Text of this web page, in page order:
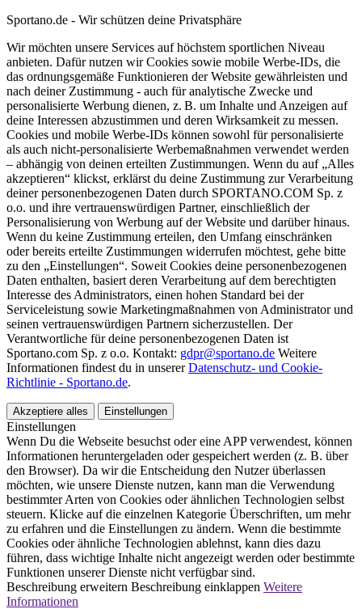
Sportano.de - Wir schützen deine Privatsphäre
Wir möchten unsere Services auf höchstem sportlichen Niveau
anbieten. Dafür nutzen wir Cookies sowie mobile Werbe-IDs, die
das ordnungsgemäße Funktionieren der Website gewährleisten und
nach deiner Zustimmung - auch für analytische Zwecke und
personalisierte Werbung dienen, z. B. um Inhalte und Anzeigen auf
deine Interessen abzustimmen und deren Wirksamkeit zu messen.
Cookies und mobile Werbe-IDs können sowohl für personalisierte
als auch nicht-personalisierte Werbemaßnahmen verwendet werden
– abhängig von deinen erteilten Zustimmungen. Wenn du auf „Alles
akzeptieren“ klickst, erklärst du deine Zustimmung zur Verarbeitung
deiner personenbezogenen Daten durch SPORTANO.COM Sp. z
o.o. und ihre vertrauenswürdigen Partner, einschließlich der
Personalisierung von Werbung auf der Website und darüber hinaus.
Wenn du keine Zustimmung erteilen, den Umfang einschränken
oder bereits erteilte Zustimmungen widerrufen möchtest, gehe bitte
zu den „Einstellungen“. Soweit Cookies deine personenbezogenen
Daten enthalten, basiert deren Verarbeitung auf dem berechtigten
Interesse des Administrators, einen hohen Standard bei der
Serviceleistung sowie Marketingmaßnahmen von Administrator und
seinen vertrauenswürdigen Partnern sicherzustellen. Der
Verantwortliche für deine personenbezogenen Daten ist
Sportano.com Sp. z o.o. Kontakt: gdpr@sportano.de Weitere
Informationen findest du in unsererDatenschutz- und Cookie-
Richtlinie - Sportano.de.
Akzeptiere alles Einstellungen
Einstellungen
Wenn Du die Webseite besuchst oder eine APP verwendest, können
Informationen heruntergeladen oder gespeichert werden (z. B. über
den Browser). Da wir die Entscheidung den Nutzer überlassen
möchten, wie unsere Dienste nutzen, kann man die Verwendung
bestimmter Arten von Cookies oder ähnlichen Technologien selbst
steuern. Klicke auf die einzelnen Kategorie Überschriften, um mehr
zu erfahren und die Einstellungen zu ändern. Wenn die bestimmte
Cookies oder ähnliche Technologien ablehnst, kann dies dazu
führen, dass wichtige Inhalte nicht angezeigt werden oder bestimmte
Funktionen unserer Dienste nicht verfügbar sind.
Beschreibung erweitern Beschreibung einklappen Weitere
Informationen